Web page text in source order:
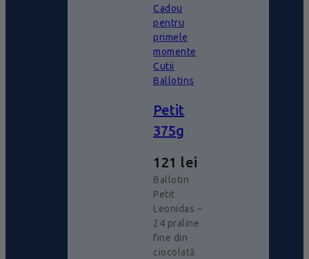
Cadou
pentru
primele
momente
Cutii
Ballotins
Petit
375g
121 lei
Ballotin
Petit
Leonidas –
24 praline
fine din
ciocolată